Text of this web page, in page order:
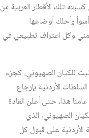
تلك الأقطار العربية من
وأحلك أوضاعها
وكل اعتراف تطبيعي في
للكيان الصهيوني، كجزء
الأردنية بإرجاع
هذا، حتى أعلن القادة
الصهيوني، الذي
على قبول كل